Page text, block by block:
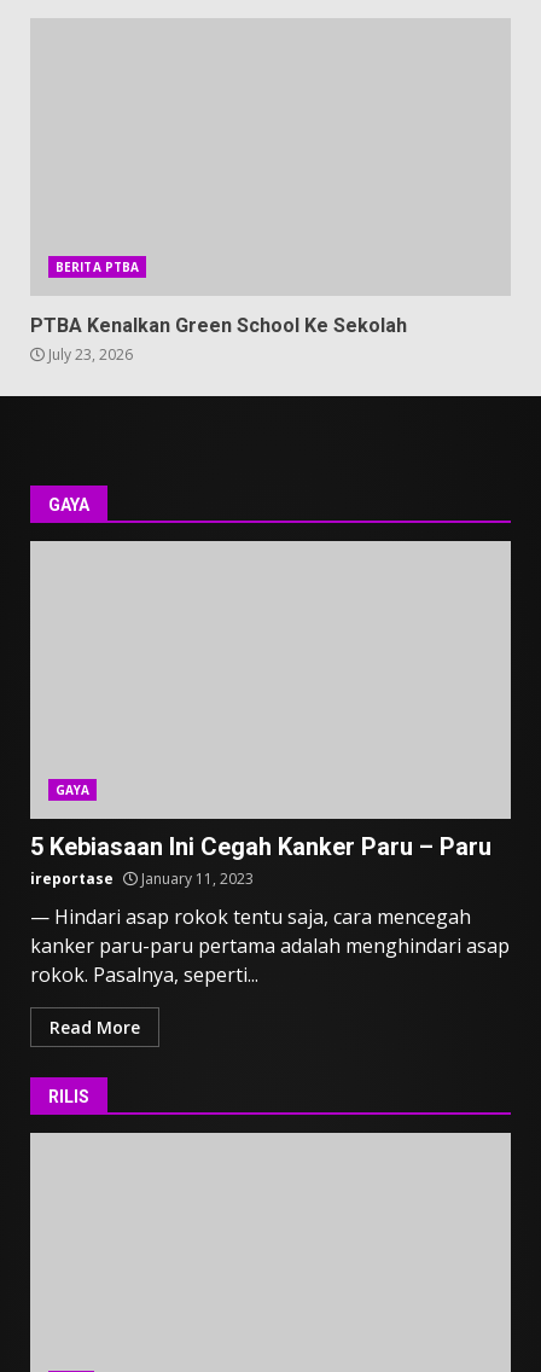
BERITA PTBA
PTBA Kenalkan Green School Ke Sekolah
July 23, 2026
GAYA
GAYA
5 Kebiasaan Ini Cegah Kanker Paru – Paru
ireportase January 11, 2023
— Hindari asap rokok tentu saja, cara mencegah
kanker paru-paru pertama adalah menghindari asap
rokok. Pasalnya, seperti...
Read More
RILIS